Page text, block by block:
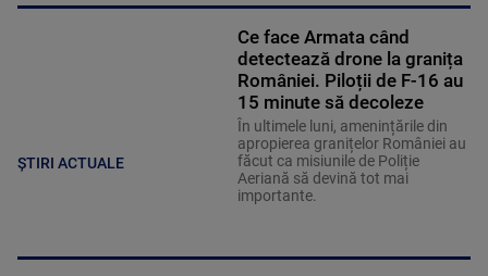
ȘTIRI ACTUALE
Ce face Armata când
detectează drone la granița
României. Piloții de F-16 au
15 minute să decoleze
În ultimele luni, amenințările din
apropierea granițelor României au
făcut ca misiunile de Poliție
Aeriană să devină tot mai
importante.